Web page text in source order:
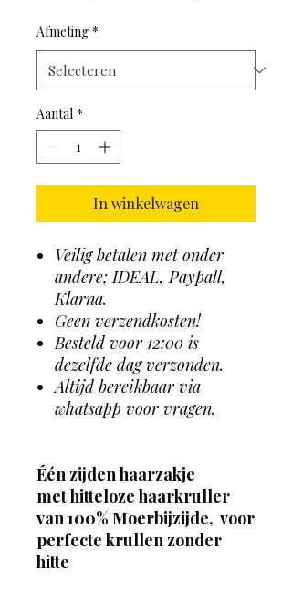
Afmeting *
Aantal *
In winkelwagen
Veilig betalen met onder
andere; IDEAL, Paypall,
Klarna.
Geen verzendkosten!
Besteld voor 12:00 is
dezelfde dag verzonden.
Altijd bereikbaar via
whatsapp voor vragen.
Één zijden haarzakje
met hitteloze haarkruller
van 100% Moerbijzijde, voor
perfecte krullen zonder
hitte